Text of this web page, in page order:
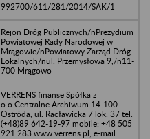
992700/611/281/2014/SAK/1
Rejon Dróg Publicznych/nPrezydium
Powiatowej Rady Narodowej w
Mrągowie/nPowiatowy Zarząd Dróg
Lokalnych/nul. Przemysłowa 9,/n11-
700 Mrągowo
VERRENS finanse Spółka z
o.o.Centralne Archiwum 14-100
Ostróda, ul. Racławicka 7 lok. 37 tel.
(+48)89 642-19-97 mobile: +48 505
921 283 www.verrens.pl, e-mail: